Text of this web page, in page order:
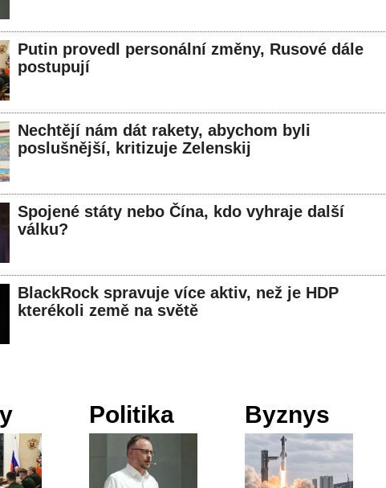
Putin provedl personální změny, Rusové dále
postupují
Nechtějí nám dát rakety, abychom byli
poslušnější, kritizuje Zelenskij
Spojené státy nebo Čína, kdo vyhraje další
válku?
BlackRock spravuje více aktiv, než je HDP
kterékoli země na světě
Politika Byznys